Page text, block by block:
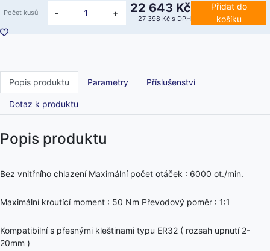
Počet kusů - + 22 643 Kč
27 398 Kčs DPH
Přidat do
košíku
Popis produktu Parametry Příslušenství
Dotaz k produktu
Popis produktu
Bez vnitřního chlazení Maximální počet otáček : 6000 ot./min.
Maximální kroutící moment : 50 Nm Převodový poměr : 1:1
Kompatibilní s přesnými kleštinami typu ER32 ( rozsah upnutí 2-
20mm )